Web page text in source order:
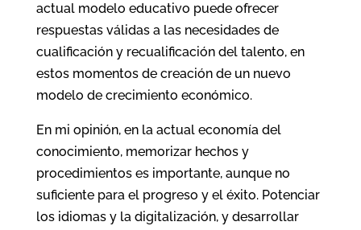
actual modelo educativo puede ofrecer
respuestas válidas a las necesidades de
cualificación y recualificación del talento, en
estos momentos de creación de un nuevo
modelo de crecimiento económico.
En mi opinión, en la actual economía del
conocimiento, memorizar hechos y
procedimientos es importante, aunque no
suficiente para el progreso y el éxito. Potenciar
los idiomas y la digitalización, y desarrollar